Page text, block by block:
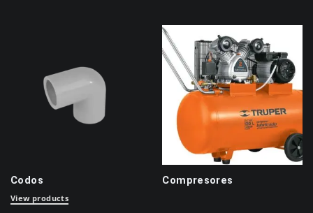
Codos
View products
Compresores